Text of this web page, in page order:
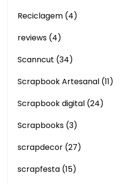
Reciclagem (4)
reviews (4)
Scanncut (34)
Scrapbook Artesanal (11)
Scrapbook digital (24)
Scrapbooks (3)
scrapdecor (27)
scrapfesta (15)